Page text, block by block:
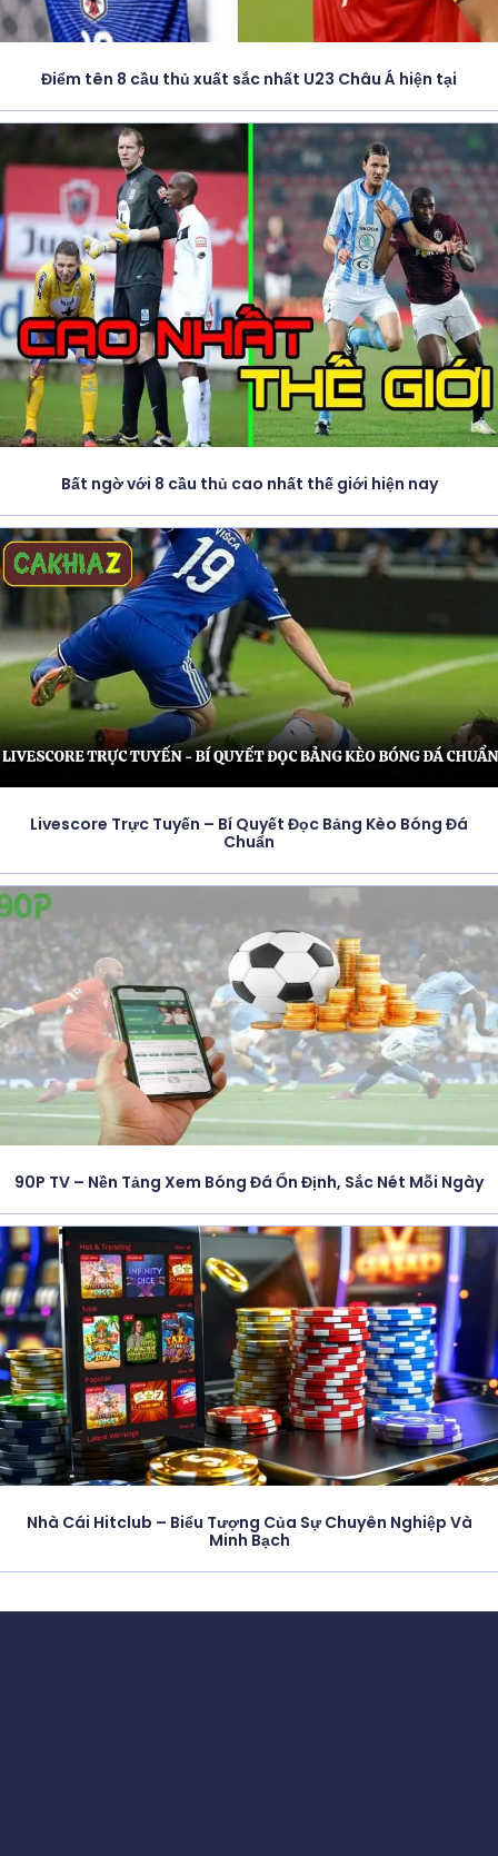
Điểm tên 8 cầu thủ xuất sắc nhất U23 Châu Á hiện tại
Bất ngờ với 8 cầu thủ cao nhất thế giới hiện nay
Livescore Trực Tuyến – Bí Quyết Đọc Bảng Kèo Bóng Đá
Chuẩn
90P TV – Nền Tảng Xem Bóng Đá Ổn Định, Sắc Nét Mỗi Ngày
Nhà Cái Hitclub – Biểu Tượng Của Sự Chuyên Nghiệp Và
Minh Bạch